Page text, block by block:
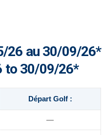
26 au 30/09/26*
to 30/09/26*
Départ Golf :
—